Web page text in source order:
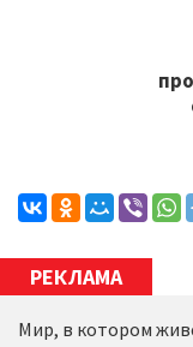
РЕКЛАМА
Мир, в котором